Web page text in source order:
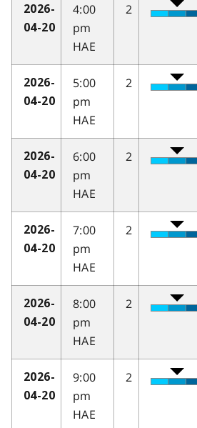
2026-
04-20
4:00
pm
HAE
2
2026-
04-20
5:00
pm
HAE
2
2026-
04-20
6:00
pm
HAE
2
2026-
04-20
7:00
pm
HAE
2
2026-
04-20
8:00
pm
HAE
2
2026-
04-20
9:00
pm
HAE
2